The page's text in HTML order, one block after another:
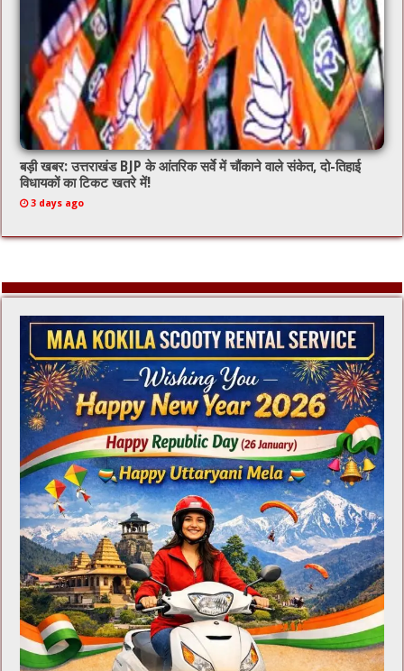
बड़ी खबर: उत्तराखंड BJP के आंतरिक सर्वे में चौंकाने वाले संकेत, दो-तिहाई
विधायकों का टिकट खतरे में!
3 days ago